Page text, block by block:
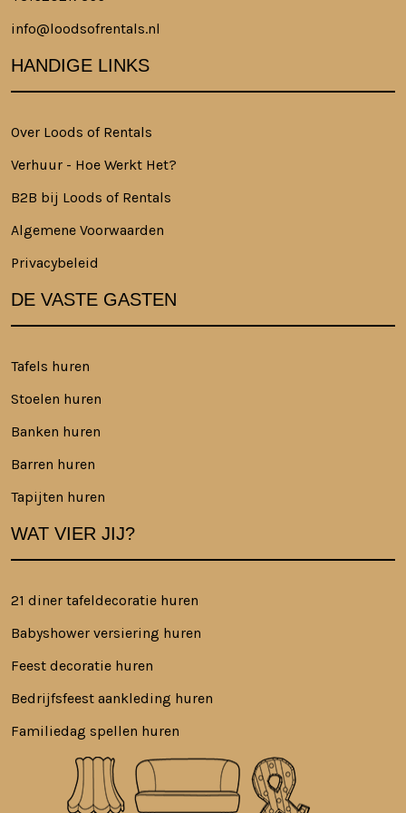
info@loodsofrentals.nl
HANDIGE LINKS
Over Loods of Rentals
Verhuur - Hoe Werkt Het?
B2B bij Loods of Rentals
Algemene Voorwaarden
Privacybeleid
DE VASTE GASTEN
Tafels huren
Stoelen huren
Banken huren
Barren huren
Tapijten huren
WAT VIER JIJ?
21 diner tafeldecoratie huren
Babyshower versiering huren
Feest decoratie huren
Bedrijfsfeest aankleding huren
Familiedag spellen huren